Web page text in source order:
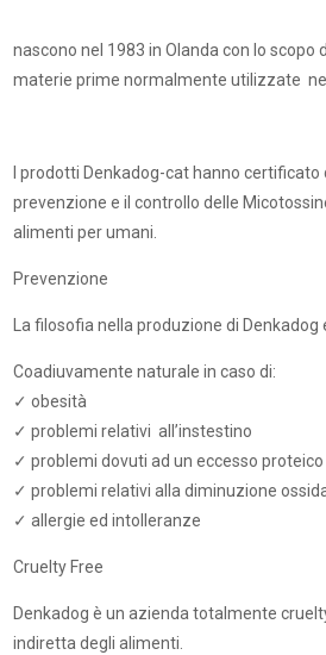
nascono nel 1983 in Olanda con lo
materie prime normalmente utilizzate
I prodotti Denkadog-cat hanno certificato
prevenzione e il controllo delle
alimenti per umani.
Prevenzione
La filosofia nella produzione di Denkadog
Coadiuvamente naturale in caso di:
✓ obesità
✓ problemi relativi all’instestino
✓ problemi dovuti ad un eccesso proteico
✓ problemi relativi alla diminuzione
✓ allergie ed intolleranze
Cruelty Free
Denkadog è un azienda totalmente
indiretta degli alimenti.